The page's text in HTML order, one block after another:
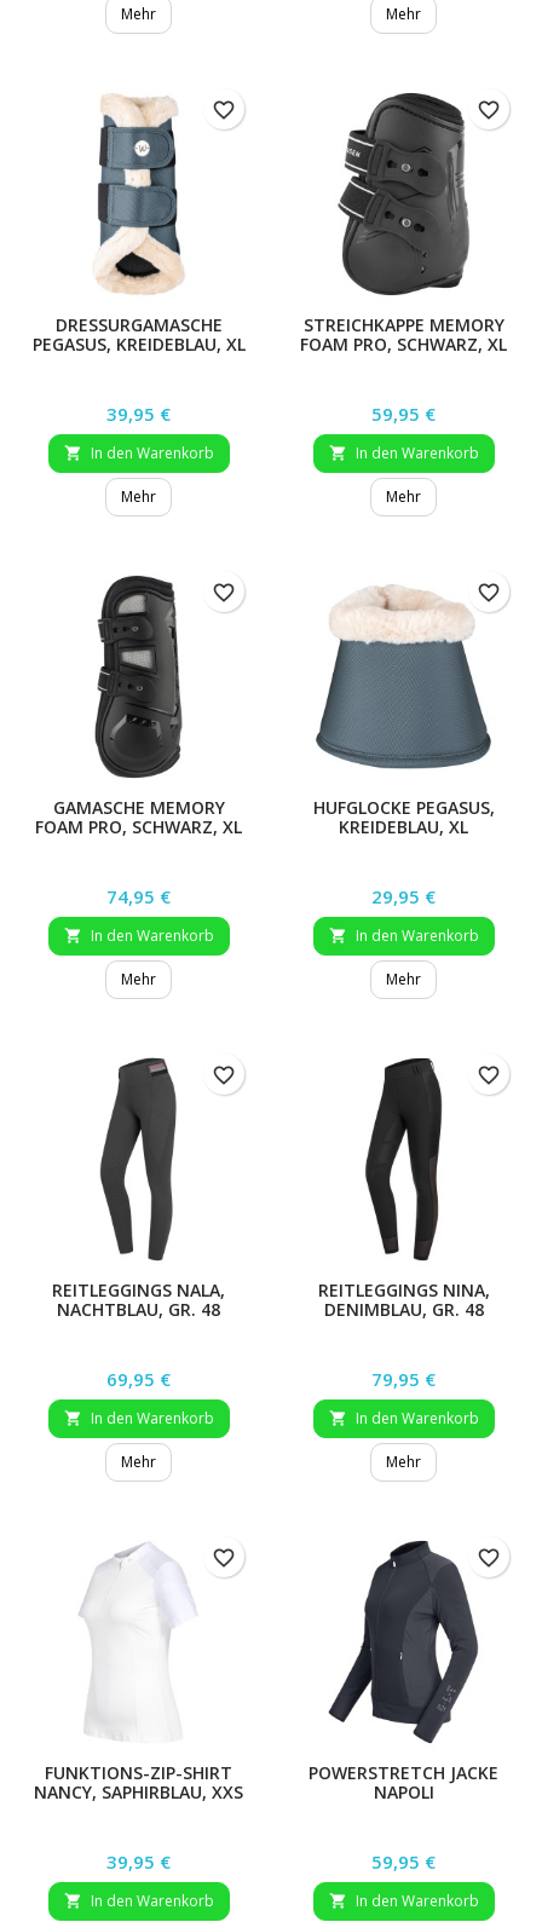
Mehr Mehr
DRESSURGAMASCHE
PEGASUS, KREIDEBLAU, XL
Preis
39,95 €
 In den Warenkorb
Mehr
favorite_border
STREICHKAPPE MEMORY
FOAM PRO, SCHWARZ, XL
Preis
59,95 €
 In den Warenkorb
Mehr
favorite_border
GAMASCHE MEMORY
FOAM PRO, SCHWARZ, XL
Preis
74,95 €
 In den Warenkorb
Mehr
favorite_border
HUFGLOCKE PEGASUS,
KREIDEBLAU, XL
Preis
29,95 €
 In den Warenkorb
Mehr
favorite_border
REITLEGGINGS NALA,
NACHTBLAU, GR. 48
Preis
69,95 €
 In den Warenkorb
Mehr
favorite_border
REITLEGGINGS NINA,
DENIMBLAU, GR. 48
Preis
79,95 €
 In den Warenkorb
Mehr
favorite_border
FUNKTIONS-ZIP-SHIRT
NANCY, SAPHIRBLAU, XXS
Preis
39,95 €
 In den Warenkorb
favorite_border
POWERSTRETCH JACKE
NAPOLI
Preis
59,95 €
 In den Warenkorb
favorite_border